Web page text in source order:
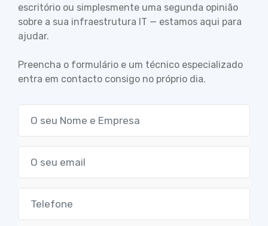
escritório ou simplesmente uma segunda opinião
sobre a sua infraestrutura IT — estamos aqui para
ajudar.
Preencha o formulário e um técnico especializado
entra em contacto consigo no próprio dia.